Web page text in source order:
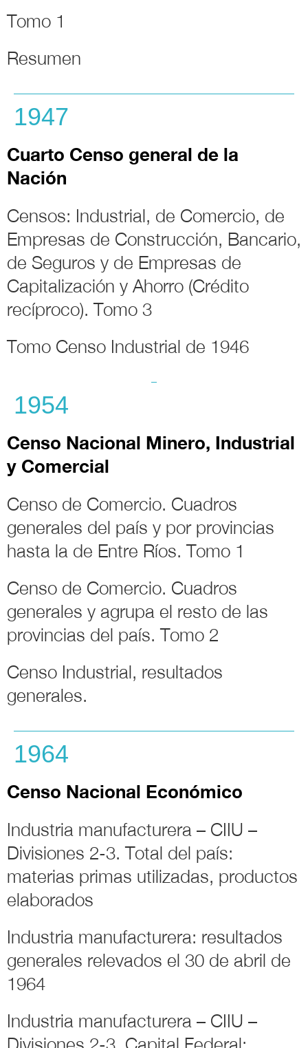
Tomo 1
Resumen
1947
Cuarto Censo general de la
Nación
Censos: Industrial, de Comercio, de
Empresas de Construcción, Bancario,
de Seguros y de Empresas de
Capitalización y Ahorro (Crédito
recíproco). Tomo 3
Tomo Censo Industrial de 1946
1954
Censo Nacional Minero, Industrial
y Comercial
Censo de Comercio. Cuadros
generales del país y por provincias
hasta la de Entre Ríos. Tomo 1
Censo de Comercio. Cuadros
generales y agrupa el resto de las
provincias del país. Tomo 2
Censo Industrial, resultados
generales.
1964
Censo Nacional Económico
Industria manufacturera – CIIU –
Divisiones 2-3. Total del país:
materias primas utilizadas, productos
elaborados
Industria manufacturera: resultados
generales relevados el 30 de abril de
1964
Industria manufacturera – CIIU –
Divisiones 2-3. Capital Federal: